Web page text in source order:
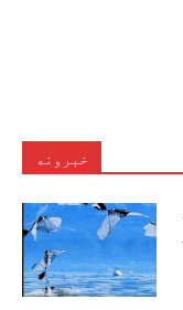
خبرونه